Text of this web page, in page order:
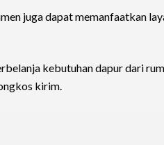
juga dapat memanfaatkan
kebutuhan dapur dari
kirim.